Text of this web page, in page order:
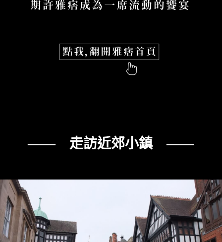
—— 走訪近郊小鎮 ——